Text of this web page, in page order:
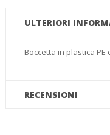
ULTERIORI
Boccetta in plastica
RECENSIONI